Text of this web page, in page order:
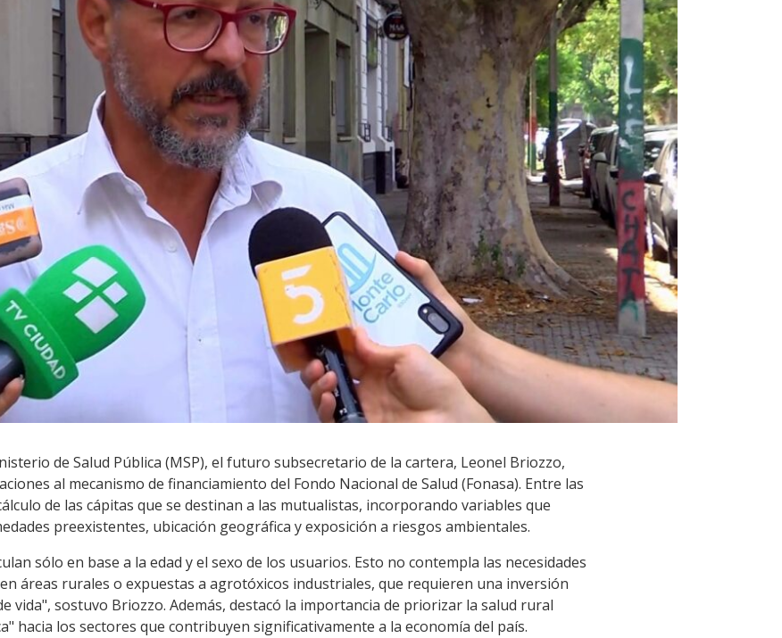
de Salud Pública (MSP), el futuro subsecretario de la cartera, Leonel Briozzo,
al mecanismo de financiamiento del Fondo Nacional de Salud (Fonasa). Entre las
de las cápitas que se destinan a las mutualistas, incorporando variables que
preexistentes, ubicación geográfica y exposición a riesgos ambientales.
sólo en base a la edad y el sexo de los usuarios. Esto no contempla las necesidades
áreas rurales o expuestas a agrotóxicos industriales, que requieren una inversión
vida", sostuvo Briozzo. Además, destacó la importancia de priorizar la salud rural
hacia los sectores que contribuyen significativamente a la economía del país.